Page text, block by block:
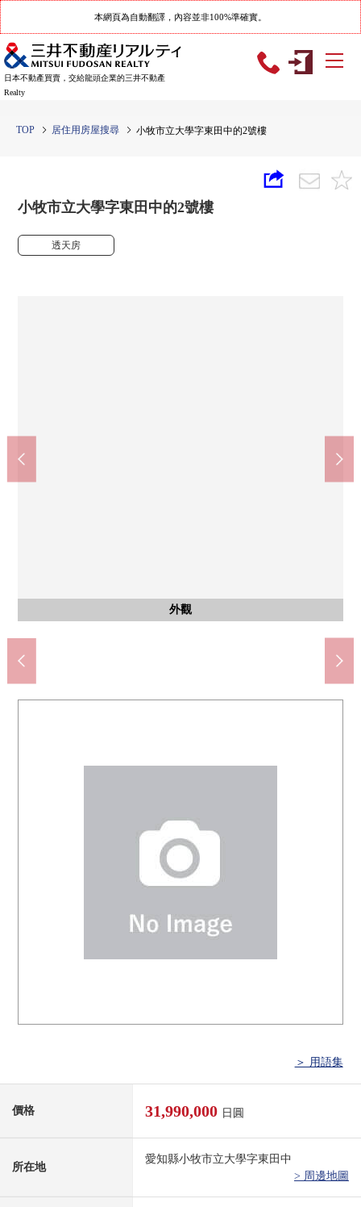
本網頁為自動翻譯，內容並非100%準確實。
日本不動產買賣，交給龍頭企業的三井不動產
Realty
TOP 居住用房屋搜尋 小牧市立大學字東田中的2號樓
小牧市立大學字東田中的2號樓
透天房
外觀
外觀
外觀
外觀
外觀
外觀
外觀
含有前面道路的外觀
含有前面道路的外觀
含有前面道路的外觀
外觀
西友味岡商店(約1020m)
小牧市立味岡小學(約500m)
小牧市立味岡中學(約650m)
＞ 用語集
價格 31,990,000 日圓
所在地
愛知縣小牧市立大學字東田中
> 周邊地圖